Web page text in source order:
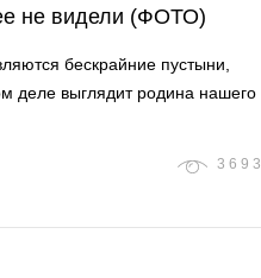
не видели (ФОТО)
бескрайние пустыни,
деле выглядит родина нашего
3693